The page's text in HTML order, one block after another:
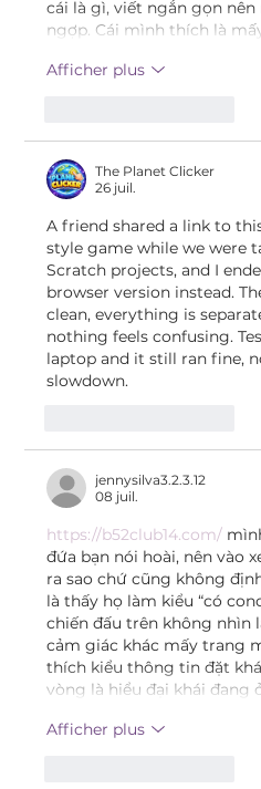
cái là gì, viết ngắn gọn
ngợp. Cái mình thích là
Afficher plus
The Planet Clicker
26 juil.
A friend shared a link to
style game while we were
Scratch projects, and I
browser version instead.
clean, everything is
nothing feels confusing.
laptop and it still ran fine,
slowdown.
jennysilva3.2.3.12
08 juil.
https://b52club14.com/
đứa bạn nói hoài, nên vào
ra sao chứ cũng không
là thấy họ làm kiểu “có
chiến đấu trên không nhìn
cảm giác khác mấy trang
thích kiểu thông tin đặt
vòng là hiểu đại khái đang
Afficher plus